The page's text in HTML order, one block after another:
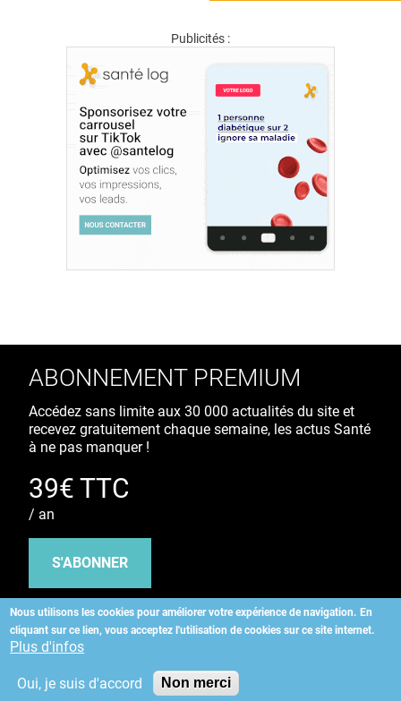
Publicités :
Nous utilisons les cookies pour améliorer votre expérience de navigation. En
cliquant sur ce lien, vous acceptez l'utilisation de cookies sur ce site internet.
Plus d'infos
Oui, je suis d'accord Non merci
ABONNEMENT PREMIUM
Accédez sans limite aux 30 000 actualités du site et
recevez gratuitement chaque semaine, les actus Santé
à ne pas manquer !
39€ TTC
/ an
S'ABONNER
Copyright©2026 ALLIEDHEALTH
KAURIWEB